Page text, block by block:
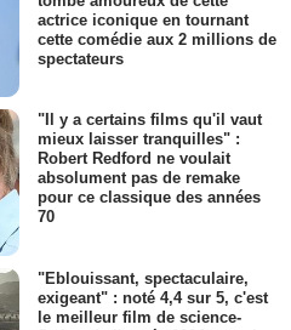
actrice iconique en tournant
cette comédie aux 2 millions de
spectateurs
"Il y a certains films qu'il vaut
mieux laisser tranquilles" :
Robert Redford ne voulait
absolument pas de remake
pour ce classique des années
70
"Eblouissant, spectaculaire,
exigeant" : noté 4,4 sur 5, c'est
le meilleur film de science-